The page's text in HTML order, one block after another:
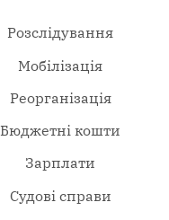
Розслідування
Мобілізація
Реорганізація
Бюджетні кошти
Зарплати
Судові справи